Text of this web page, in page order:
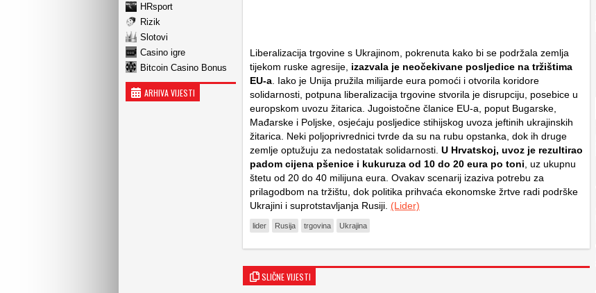
HRsport
Rizik
Slotovi
Casino igre
Bitcoin Casino Bonus
ARHIVA VIJESTI
Liberalizacija trgovine s Ukrajinom, pokrenuta kako bi se podržala zemlja
tijekom ruske agresije, izazvala je neočekivane posljedice na tržištima
EU-a . Iako je Unija pružila milijarde eura pomoći i otvorila koridore
solidarnosti, potpuna liberalizacija trgovine stvorila je disrupciju, posebice u
europskom uvozu žitarica. Jugoistočne članice EU-a, poput Bugarske,
Mađarske i Poljske, osjećaju posljedice stihijskog uvoza jeftinih ukrajinskih
žitarica. Neki poljoprivrednici tvrde da su na rubu opstanka, dok ih druge
zemlje optužuju za nedostatak solidarnosti. U Hrvatskoj, uvoz je rezultirao
padom cijena pšenice i kukuruza od 10 do 20 eura po toni , uz ukupnu
štetu od 20 do 40 milijuna eura. Ovakav scenarij izaziva potrebu za
prilagodbom na tržištu, dok politika prihvaća ekonomske žrtve radi podrške
Ukrajini i suprotstavljanja Rusiji. (Lider)
lider Rusija trgovina Ukrajina
SLIČNE VIJESTI